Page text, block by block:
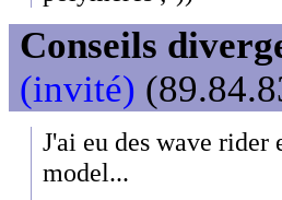
Conseils
(invité)
J'ai eu des wave rider
model...